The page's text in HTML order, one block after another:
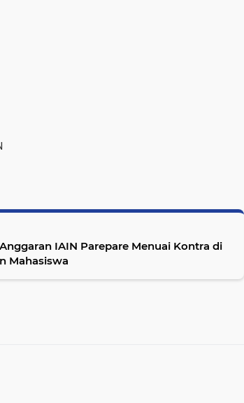
IAIN Parepare Menuai Kontra di
Mahasiswa